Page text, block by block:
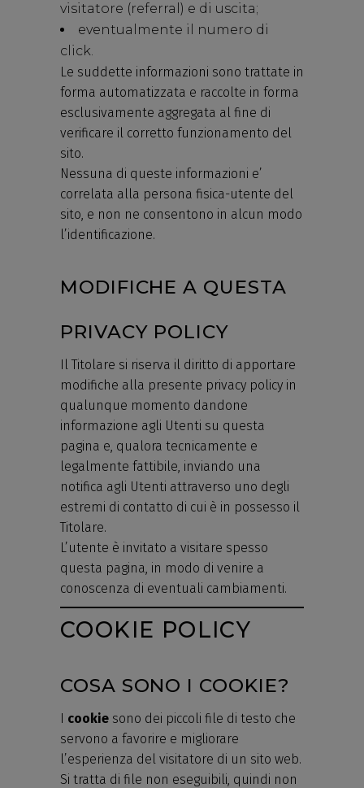
visitatore (referral) e di uscita;
eventualmente il numero di
click.
Le suddette informazioni sono trattate in
forma automatizzata e raccolte in forma
esclusivamente aggregata al fine di
verificare il corretto funzionamento del
sito.
Nessuna di queste informazioni e’
correlata alla persona fisica-utente del
sito, e non ne consentono in alcun modo
l’identificazione.
MODIFICHE A QUESTA
PRIVACY POLICY
Il Titolare si riserva il diritto di apportare
modifiche alla presente privacy policy in
qualunque momento dandone
informazione agli Utenti su questa
pagina e, qualora tecnicamente e
legalmente fattibile, inviando una
notifica agli Utenti attraverso uno degli
estremi di contatto di cui è in possesso il
Titolare.
L’utente è invitato a visitare spesso
questa pagina, in modo di venire a
conoscenza di eventuali cambiamenti.
COOKIE POLICY
COSA SONO I COOKIE?
I cookie sono dei piccoli file di testo che
servono a favorire e migliorare
l’esperienza del visitatore di un sito web.
Si tratta di file non eseguibili, quindi non